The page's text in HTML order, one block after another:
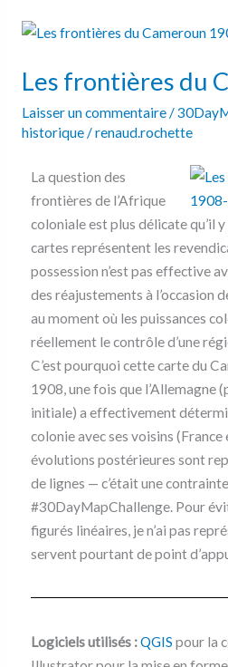
Les frontières du
Laisser un commentaire/
historique/renaud.rochette
La question des
frontières de l’Afrique
coloniale est plus délicate qu’il
cartes représentent les
possession n’est pas effective
des réajustements à l’occasion
au moment où les puissances
réellement le contrôle d’une
C’est pourquoi cette carte du
1908, une fois que l’Allemagne
initiale) a effectivement
colonie avec ses voisins (France
évolutions postérieures sont
de lignes — c’était une
#30DayMapChallenge. Pour
figurés linéaires, je n’ai pas
servent pourtant de point
Logiciels utilisés :QGIS pour la
Les
du